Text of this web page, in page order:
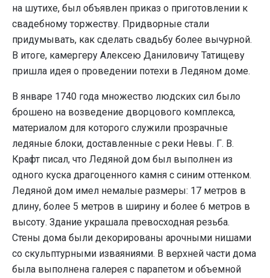
на шутихе, был объявлен приказ о приготовлении к
свадебному торжеству. Придворные стали
придумывать, как сделать свадьбу более вычурной.
В итоге, камергеру Алексею Даниловичу Татищеву
пришла идея о проведении потехи в Ледяном доме.
В январе 1740 года множество людских сил было
брошено на возведение дворцового комплекса,
материалом для которого служили прозрачные
ледяные блоки, доставленные с реки Невы. Г. В.
Крафт писал, что Ледяной дом был выполнен из
одного куска драгоценного камня с синим оттенком.
Ледяной дом имел немалые размеры: 17 метров в
длину, более 5 метров в ширину и более 6 метров в
высоту. Здание украшала превосходная резьба.
Стены дома были декорированы арочными нишами
со скульптурными изваяниями. В верхней части дома
была выполнена галерея с парапетом и объемной